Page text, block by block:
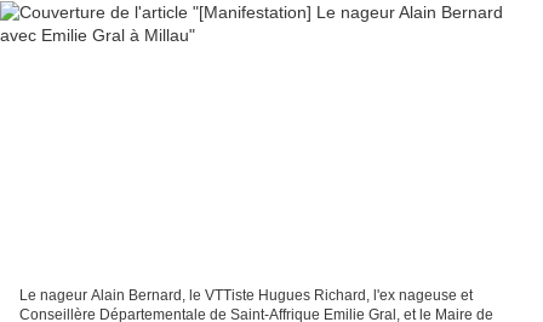
Le nageur Alain Bernard, le VTTiste Hugues Richard, l'ex nageuse et
Conseillère Départementale de Saint-Affrique Emilie Gral, et le Maire de